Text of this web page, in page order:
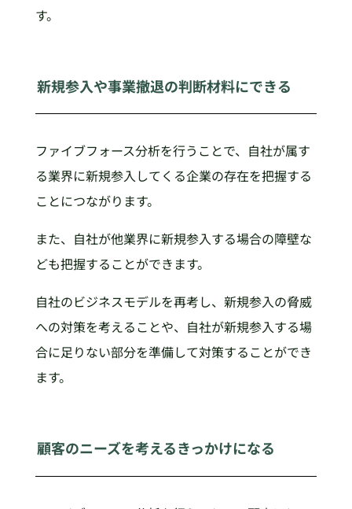
す。
新規参入や事業撤退の判断材料にできる
ファイブフォース分析を行うことで、自社が属す
る業界に新規参入してくる企業の存在を把握する
ことにつながります。
また、自社が他業界に新規参入する場合の障壁な
ども把握することができます。
自社のビジネスモデルを再考し、新規参入の脅威
への対策を考えることや、自社が新規参入する場
合に足りない部分を準備して対策することができ
ます。
顧客のニーズを考えるきっかけになる